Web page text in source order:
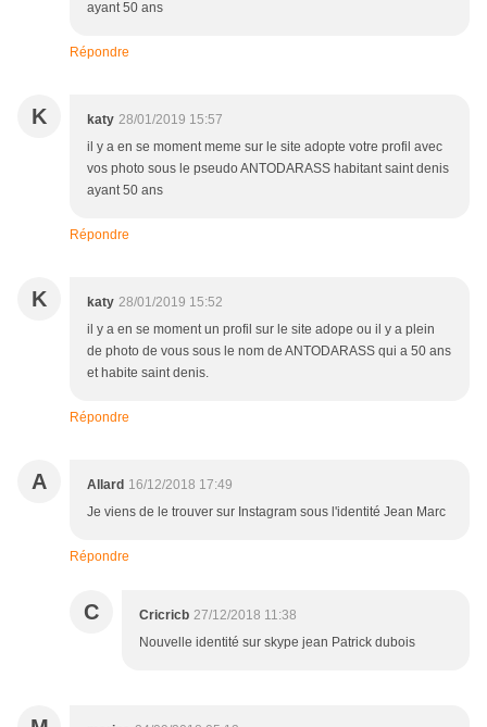
ayant 50 ans
Répondre
K katy 28/01/2019 15:57
il y a en se moment meme sur le site adopte votre profil avec
vos photo sous le pseudo ANTODARASS habitant saint denis
ayant 50 ans
Répondre
K katy 28/01/2019 15:52
il y a en se moment un profil sur le site adope ou il y a plein
de photo de vous sous le nom de ANTODARASS qui a 50 ans
et habite saint denis.
Répondre
A Allard 16/12/2018 17:49
Je viens de le trouver sur Instagram sous l'identité Jean Marc
Répondre
C Cricricb 27/12/2018 11:38
Nouvelle identité sur skype jean Patrick dubois